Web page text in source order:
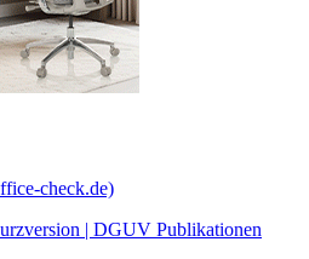
check.de)
| DGUV Publikationen